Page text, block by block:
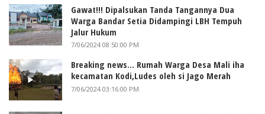
Gawat!!! Dipalsukan Tanda Tangannya Dua
Warga Bandar Setia Didampingi LBH Tempuh
Jalur Hukum
7/06/2024 08:50:00 PM
Breaking news... Rumah Warga Desa Mali iha
kecamatan Kodi,Ludes oleh si Jago Merah
7/06/2024 03:16:00 PM